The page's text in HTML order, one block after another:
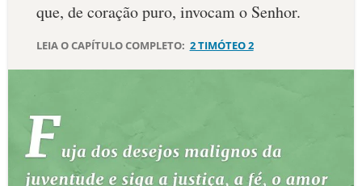
DEVOCIONAL DIÁRIO
10 MANDAMENTOS
ESTUDOS BÍBLICOS
que, de coração puro, invocam o Senhor.
LEIA O CAPÍTULO COMPLETO: 2 TIMÓTEO 2